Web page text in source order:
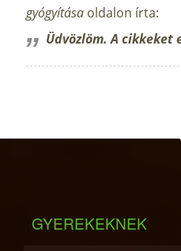
gyógyítása oldalon írta:
Üdvözlöm. A cikkeket
GYEREKEKNEK